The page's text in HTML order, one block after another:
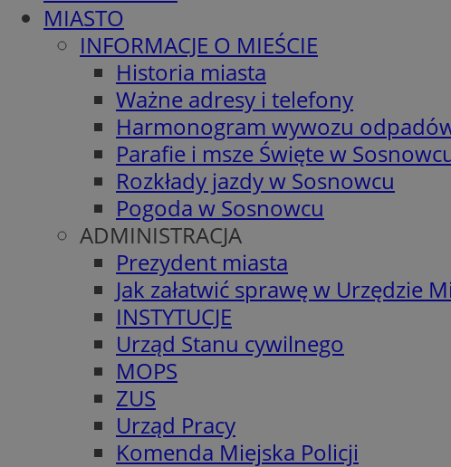
MIASTO
INFORMACJE O MIEŚCIE
Historia miasta
Ważne adresy i telefony
Harmonogram wywozu
Parafie i msze Święte w
Rozkłady jazdy w Sosnowcu
Pogoda w Sosnowcu
ADMINISTRACJA
Prezydent miasta
Jak załatwić sprawę w Urzędzie
INSTYTUCJE
Urząd Stanu cywilnego
MOPS
ZUS
Urząd Pracy
Komenda Miejska Policji